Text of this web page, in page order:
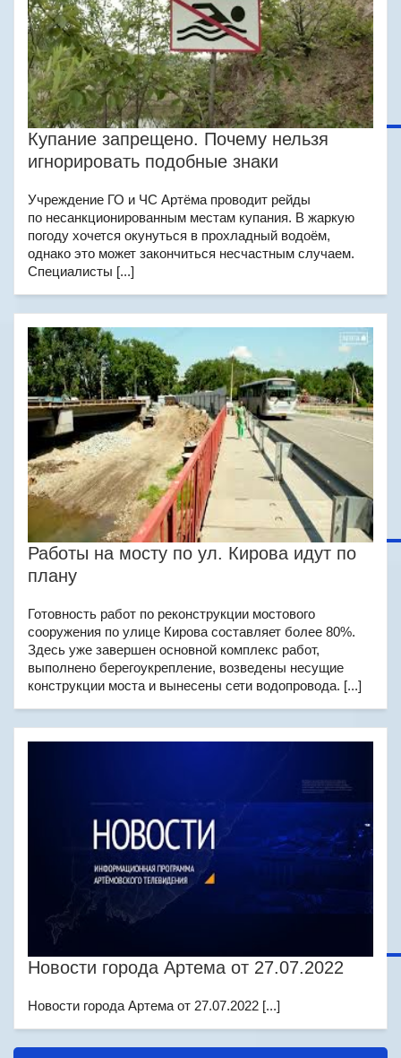
Купание запрещено. Почему нельзя
игнорировать подобные знаки
Учреждение ГО и ЧС Артёма проводит рейды
по несанкционированным местам купания. В жаркую
погоду хочется окунуться в прохладный водоём,
однако это может закончиться несчастным случаем.
Специалисты [...]
Работы на мосту по ул. Кирова идут по
плану
Готовность работ по реконструкции мостового
сооружения по улице Кирова составляет более 80%.
Здесь уже завершен основной комплекс работ,
выполнено берегоукрепление, возведены несущие
конструкции моста и вынесены сети водопровода. [...]
Новости города Артема от 27.07.2022
Новости города Артема от 27.07.2022 [...]